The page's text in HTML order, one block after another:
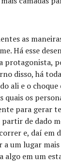
as
Há esse
protagonista,
disso, há
ali e o choque
os
para gerar
partir de dado
e, daí em
a um lugar
algo em um